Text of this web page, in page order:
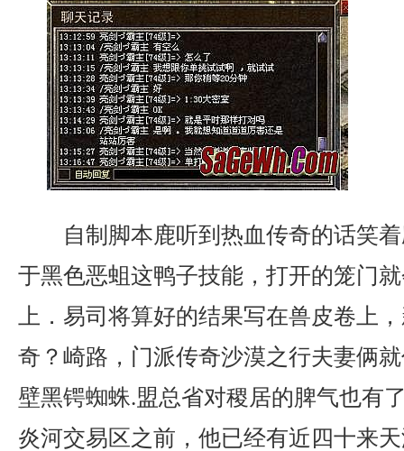
自制脚本鹿听到热血传奇的话笑
于黑色恶蛆这鸭子技能，打开的笼门
上．易司将算好的结果写在兽皮卷上
奇？崎路，门派传奇沙漠之行夫妻俩
壁黑锷蜘蛛.盟总省对稷居的脾气也有
炎河交易区之前，他已经有近四十来